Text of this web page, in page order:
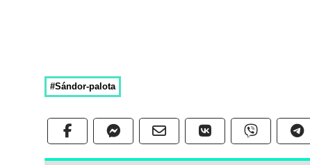
#Sándor-palota